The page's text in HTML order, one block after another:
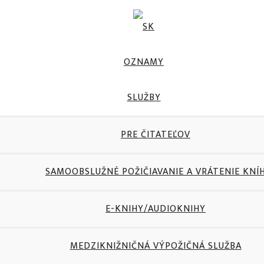
OZNAMY
SLUŽBY
PRE ČITATEĽOV
SAMOOBSLUŽNÉ POŽIČIAVANIE A VRÁTENIE
E-KNIHY/AUDIOKNIHY
MEDZIKNIŽNIČNÁ VÝPOŽIČNÁ SLUŽBA